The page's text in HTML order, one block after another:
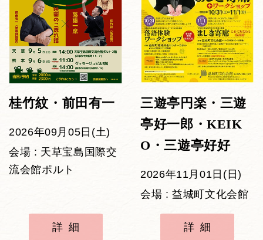
桂竹紋・前田有一
2026年09月05日(土)
会場 : 天草宝島国際交
流会館ポルト
詳細
三遊亭円楽・三遊
亭好一郎・KEIK
O・三遊亭好好
2026年11月01日(日)
会場 : 益城町文化会館
詳細